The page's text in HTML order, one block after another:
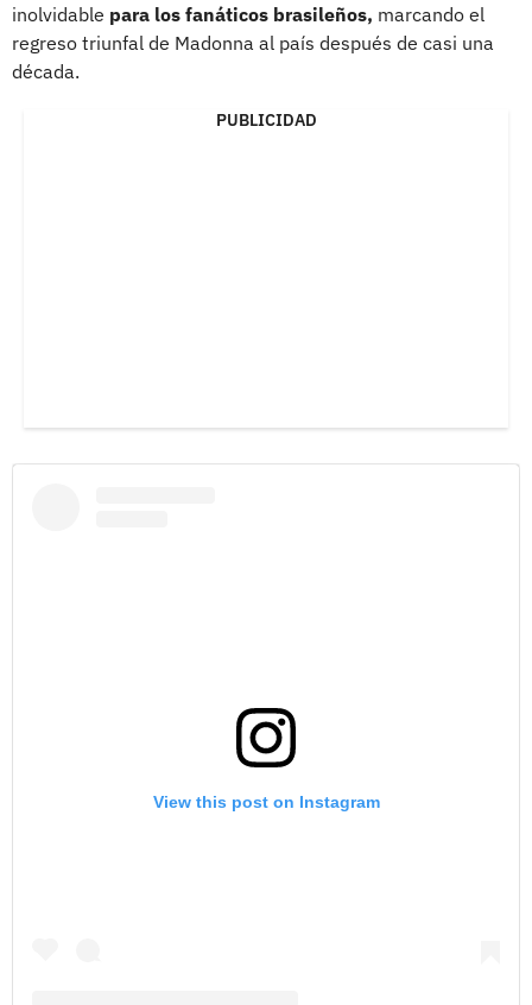
inolvidable para los fanáticos brasileños, marcando el
regreso triunfal de Madonna al país después de casi una
década.
PUBLICIDAD
View this post on Instagram